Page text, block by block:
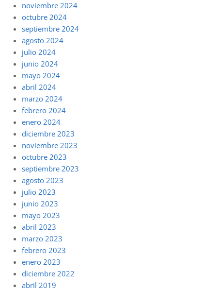
noviembre 2024
octubre 2024
septiembre 2024
agosto 2024
julio 2024
junio 2024
mayo 2024
abril 2024
marzo 2024
febrero 2024
enero 2024
diciembre 2023
noviembre 2023
octubre 2023
septiembre 2023
agosto 2023
julio 2023
junio 2023
mayo 2023
abril 2023
marzo 2023
febrero 2023
enero 2023
diciembre 2022
abril 2019